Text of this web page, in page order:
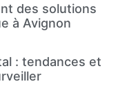
des solutions
à Avignon
: tendances et